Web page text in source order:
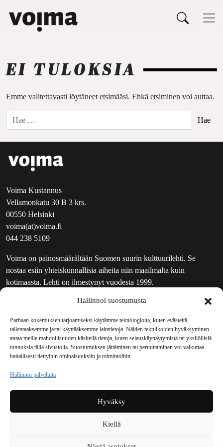
Hallinnoi suostumusta
Parhaan kokemuksen tarjoamiseksi käytämme teknologioita, kuten evästeitä,
tallentaaksemme ja/tai käyttääksemme laitetietoja. Näiden tekniikoiden hyväksyminen
antaa meille mahdollisuuden käsitellä tietoja, kuten selauskäyttäytymistä tai yksilöllisiä
tunnuksia tällä sivustolla. Suostumuksen jättäminen tai peruuttaminen voi vaikuttaa
haitallisesti tiettyihin ominaisuuksiin ja toimintoihin.
Hallinnoi palveluita
Hyväksy
Kiellä
Päävalikko
EI TULOKSIA
Emme valitettavasti löytäneet etsimääsi. Ehkä etsiminen voi auttaa.
Hae:
Voima Kustannus
Vellamonkatu 30 B 3 krs.
00550 Helsinki
voima(at)voima.fi
044 238 5109
Voima on painosmäärältään Suomen suurin kulttuurilehti. Se
nostaa esiin yhteiskunnallisia aiheita niin maailmalta kuin
kotimaasta. Lehti on ilmestynyt vuodesta 1999.
UUTISKIRJE
MAINOSTAJILLE
VASTAMAINOKSET
JAKELUPAIKAT
REKISTERISELOSTE
TILAUKSEN PERUUTUSPYYNTÖ
TILAUSOHJEET JA -EHDOT